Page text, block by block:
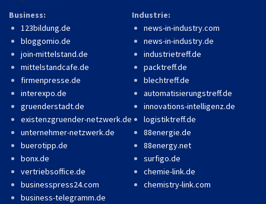
Business:
123bildung.de
bloggomio.de
join-mittelstand.de
mittelstandcafe.de
firmenpresse.de
interexpo.de
gruenderstadt.de
existenzgruender-netzwerk.de
unternehmer-netzwerk.de
buerotipp.de
bonx.de
vertriebsoffice.de
businesspress24.com
business-telegramm.de
Industrie:
news-in-industry.com
news-in-industry.de
industrietreff.de
packtreff.de
blechtreff.de
automatisierungstreff.de
innovations-intelligenz.de
logistiktreff.de
88energie.de
88energy.net
surfigo.de
chemie-link.de
chemistry-link.com